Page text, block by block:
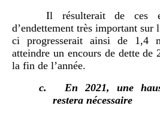
Il résulterait de ces
d’endettement très important sur
ci progresserait ainsi de 1,4
atteindre un encours de dette de
la fin de l’année.
c.
En 2021, une
restera nécessaire